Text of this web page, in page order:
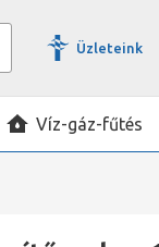
Üzleteink
Víz-gáz-fűtés